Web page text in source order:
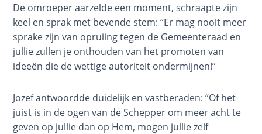
Second
Corinthians:
Apostolic
Authority
of
Galatians
De omroeper aarzelde een moment, schraapte zijn
keel en sprak met bevende stem: “Er mag nooit meer
sprake zijn van opruiing tegen de Gemeenteraad en
jullie zullen je onthouden van het promoten van
ideeën die de wettige autoriteit ondermijnen!”
Jozef antwoordde duidelijk en vastberaden: “Of het
juist is in de ogen van de Schepper om meer acht te
geven op jullie dan op Hem, mogen jullie zelf